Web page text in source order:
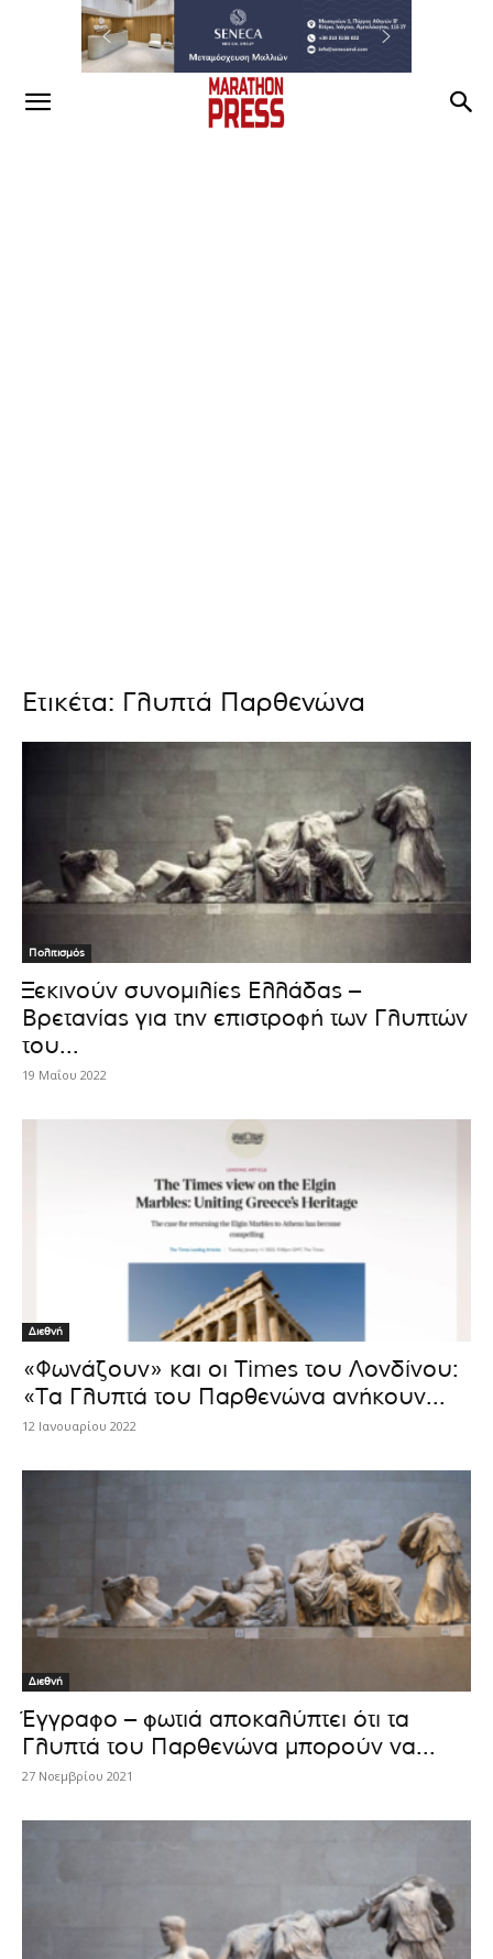
Ετικέτα: Γλυπτά Παρθενώνα
Πολιτισμός
Ξεκινούν συνομιλίες Ελλάδας –
Βρετανίας για την επιστροφή των Γλυπτών
του...
19 Μαΐου 2022
Διεθνή
«Φωνάζουν» και οι Times του Λονδίνου:
«Τα Γλυπτά του Παρθενώνα ανήκουν...
12 Ιανουαρίου 2022
Διεθνή
Έγγραφο – φωτιά αποκαλύπτει ότι τα
Γλυπτά του Παρθενώνα μπορούν να...
27 Νοεμβρίου 2021